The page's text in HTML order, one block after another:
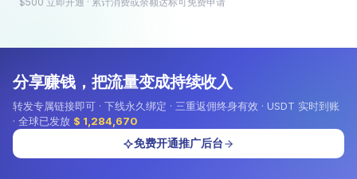
分享赚钱，把流量变成持续收入
转发专属链接即可 · 下线永久绑定 · 三重返佣终身有效 · USDT 实时到账
· 全球已发放 $ 1,284,670
免费开通推广后台